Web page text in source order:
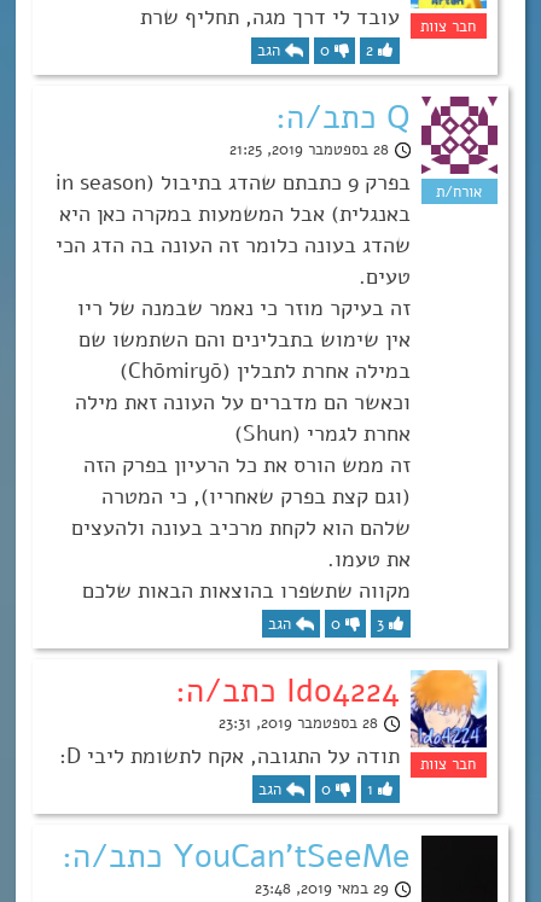
עובד לי דרך מגה, תחליף שרת
2
0 הגב
Q כתב/ה:
28 בספטמבר 2019, 21:25
בפרק 9 כתבתם שהדג בתיבול (in season
באנגלית) אבל המשמעות במקרה כאן היא
שהדג בעונה כלומר זה העונה בה הדג הכי
טעים.
זה בעיקר מוזר כי נאמר שבמנה של ריו
אין שימוש בתבלינים והם השתמשו שם
במילה אחרת לתבלין (Chōmiryō)
וכאשר הם מדברים על העונה זאת מילה
אחרת לגמרי (Shun)
זה ממש הורס את כל הרעיון בפרק הזה
(וגם קצת בפרק שאחריו), כי המטרה
שלהם הוא לקחת מרכיב בעונה ולהעצים
את טעמו.
מקווה שתשפרו בהוצאות הבאות שלכם
3
0 הגב
Ido4224 כתב/ה:
28 בספטמבר 2019, 23:31
תודה על התגובה, אקח לתשומת ליבי D:
1
0 הגב
YouCan'tSeeMe כתב/ה:
29 במאי 2019, 23:48